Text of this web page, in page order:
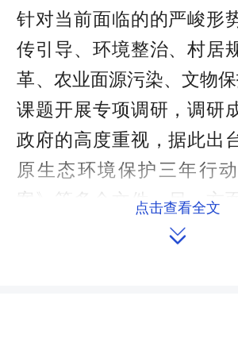
针对当前面临的的严峻形
传引导、环境整治、村居
革、农业面源污染、文物
课题开展专项调研，调研
政府的高度重视，据此出
原生态环境保护三年行
案》等多个文件。另一方
县委的“命题”调研任务，
县委常委会议布置的工作
点击查看全文
